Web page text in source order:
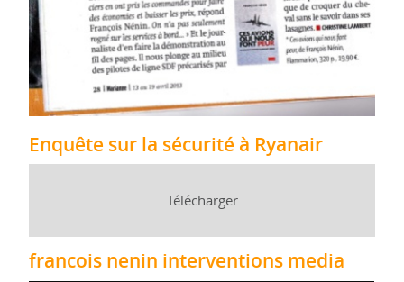
Enquête sur la sécurité à Ryanair
Télécharger
francois nenin interventions media